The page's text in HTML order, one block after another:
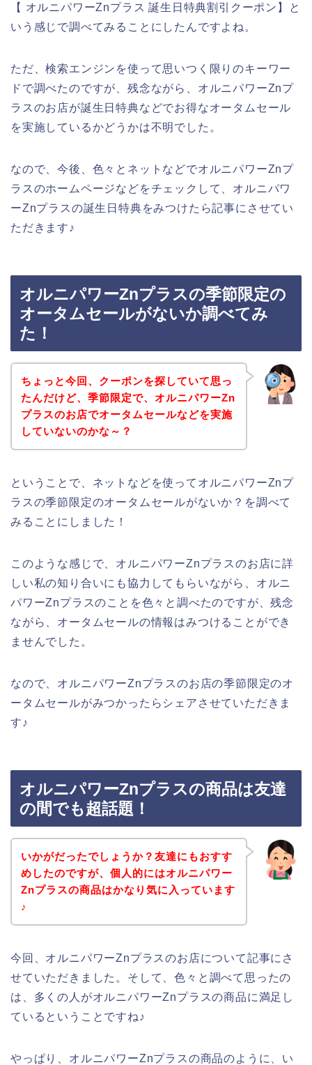
【 オルニパワーZnプラス 誕生日特典割引クーポン】と
いう感じで調べてみることにしたんですよね。
ただ、検索エンジンを使って思いつく限りのキーワー
ドで調べたのですが、残念ながら、オルニパワーZnプ
ラスのお店が誕生日特典などでお得なオータムセール
を実施しているかどうかは不明でした。
なので、今後、色々とネットなどでオルニパワーZnプ
ラスのホームページなどをチェックして、オルニパワ
ーZnプラスの誕生日特典をみつけたら記事にさせてい
ただきます♪
オルニパワーZnプラスの季節限定の
オータムセールがないか調べてみ
た！
ちょっと今回、クーポンを探していて思っ
たんだけど、季節限定で、オルニパワーZn
プラスのお店でオータムセールなどを実施
していないのかな～？
ということで、ネットなどを使ってオルニパワーZnプ
ラスの季節限定のオータムセールがないか？を調べて
みることにしました！
このような感じで、オルニパワーZnプラスのお店に詳
しい私の知り合いにも協力してもらいながら、オルニ
パワーZnプラスのことを色々と調べたのですが、残念
ながら、オータムセールの情報はみつけることができ
ませんでした。
なので、オルニパワーZnプラスのお店の季節限定のオ
ータムセールがみつかったらシェアさせていただきま
す♪
オルニパワーZnプラスの商品は友達
の間でも超話題！
いかがだったでしょうか？友達にもおすす
めしたのですが、個人的にはオルニパワー
Znプラスの商品はかなり気に入っています
♪
今回、オルニパワーZnプラスのお店について記事にさ
せていただきました。そして、色々と調べて思ったの
は、多くの人がオルニパワーZnプラスの商品に満足し
ているということですね♪
やっぱり、オルニパワーZnプラスの商品のように、い